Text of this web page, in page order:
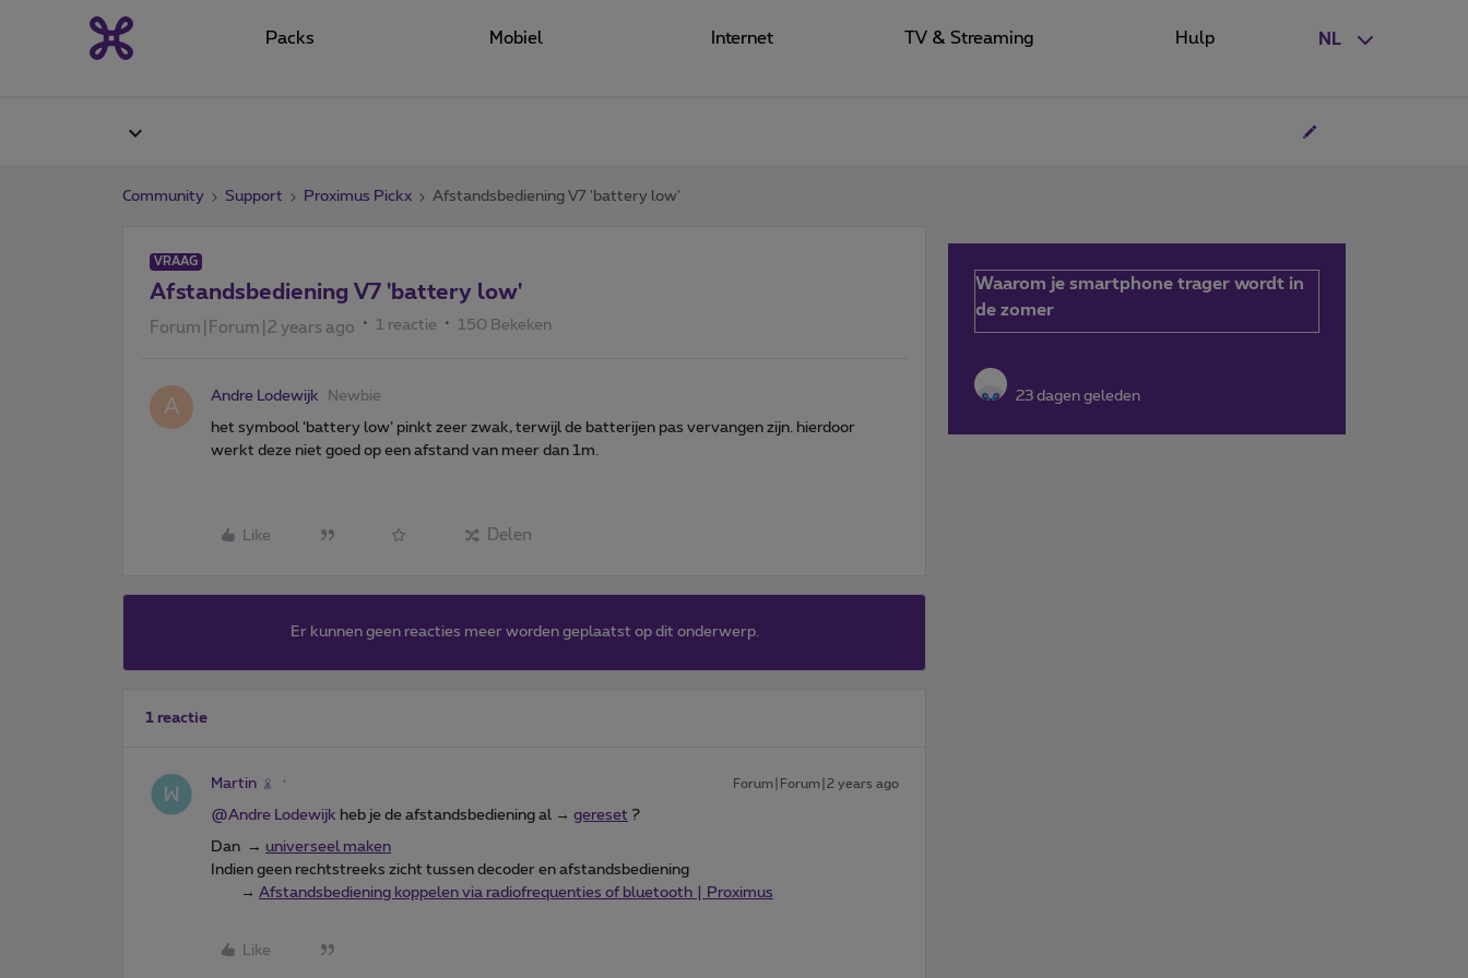
NL
Packs Mobiel Internet TV & Streaming Hulp
Community Support Proximus Pickx Afstandsbediening V7 'battery low'
VRAAG
Afstandsbediening V7 'battery low'
Forum|Forum|2 years ago 1 reactie 150 Bekeken
A Andre Lodewijk Newbie
het symbool ‘battery low’ pinkt zeer zwak, terwijl de batterijen pas vervangen zijn. hierdoor
werkt deze niet goed op een afstand van meer dan 1m.
Like Delen
Er kunnen geen reacties meer worden geplaatst op dit onderwerp.
1 reactie
Martin Forum|Forum|2 years ago
@Andre Lodewijk heb je de afstandsbediening al → gereset ?
Dan → universeel maken
Indien geen rechtstreeks zicht tussen decoder en afstandsbediening
→ Afstandsbediening koppelen via radiofrequenties of bluetooth | Proximus
Like
Waarom je smartphone trager wordt in
de zomer
23 dagen geleden